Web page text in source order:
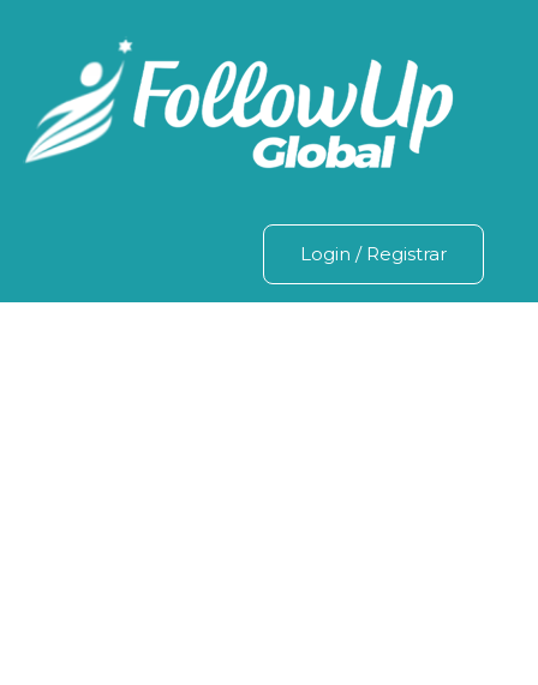
Login / Registrar